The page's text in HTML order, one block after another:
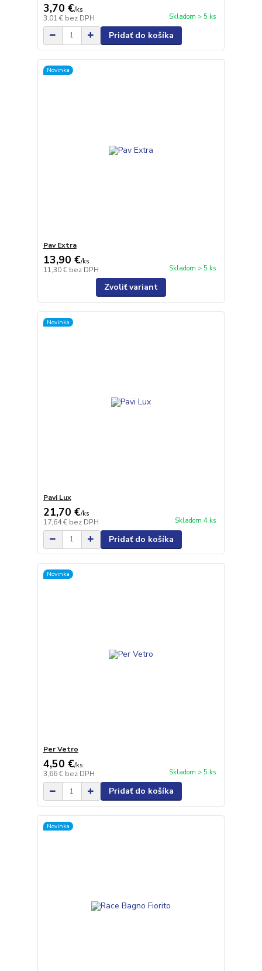
3,70 €/ks
3,01 € bez DPH Skladom > 5 ks
Pridať do košíka
Novinka
Pav Extra
13,90 €/ks
11,30 € bez DPH Skladom > 5 ks
Zvoliť variant
Novinka
Pavi Lux
21,70 €/ks
17,64 € bez DPH Skladom 4 ks
Pridať do košíka
Novinka
Per Vetro
4,50 €/ks
3,66 € bez DPH Skladom > 5 ks
Pridať do košíka
Novinka